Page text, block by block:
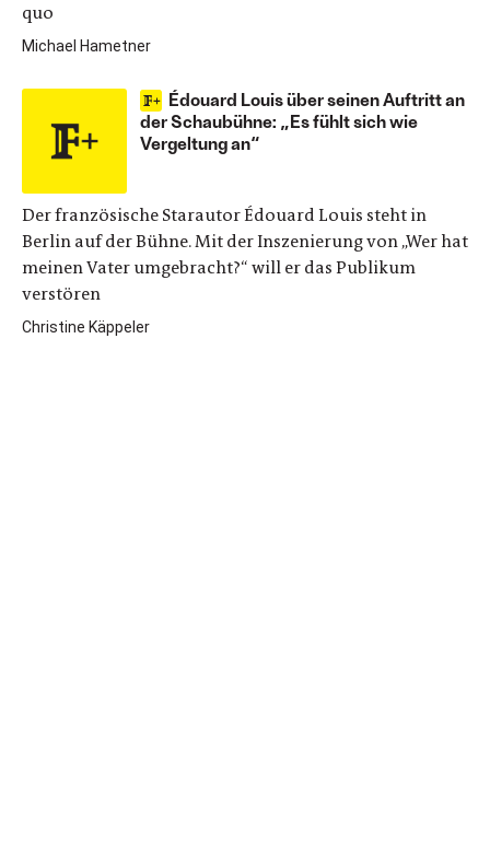
quo
Michael Hametner
Édouard Louis über seinen Auftritt an
der Schaubühne: „Es fühlt sich wie
Vergeltung an“
Der französische Starautor Édouard Louis steht in
Berlin auf der Bühne. Mit der Inszenierung von „Wer hat
meinen Vater umgebracht?“ will er das Publikum
verstören
Christine Käppeler